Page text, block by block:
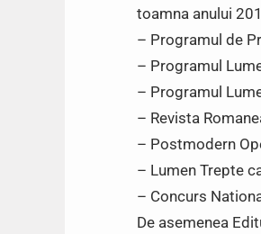
toamna anului
– Programul de
– Programul
– Programul
– Revista
– Postmodern
– Lumen Trepte
– Concurs
De asemenea